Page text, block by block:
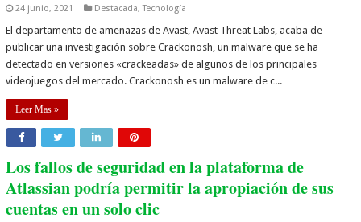
24 junio, 2021 Destacada,Tecnología
El departamento de amenazas de Avast, Avast Threat Labs, acaba de
publicar una investigación sobre Crackonosh, un malware que se ha
detectado en versiones «crackeadas» de algunos de los principales
videojuegos del mercado. Crackonosh es un malware de c...
Leer Mas »
Los fallos de seguridad en la plataforma de
Atlassian podría permitir la apropiación de sus
cuentas en un solo clic